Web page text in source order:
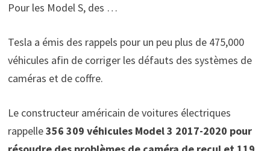
Pour les Model S, des …
Tesla a émis des rappels pour un peu plus de 475,000
véhicules afin de corriger les défauts des systèmes de
caméras et de coffre.
Le constructeur américain de voitures électriques
rappelle356 309 véhicules Model 3 2017-2020 pour